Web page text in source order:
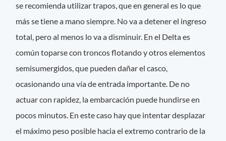
se recomienda utilizar trapos, que en general es lo que
más se tiene a mano siempre. No va a detener el ingreso
total, pero al menos lo va a disminuir. En el Delta es
común toparse con troncos flotando y otros elementos
semisumergidos, que pueden dañar el casco,
ocasionando una vía de entrada importante. De no
actuar con rapidez, la embarcación puede hundirse en
pocos minutos. En este caso hay que intentar desplazar
el máximo peso posible hacia el extremo contrario de la